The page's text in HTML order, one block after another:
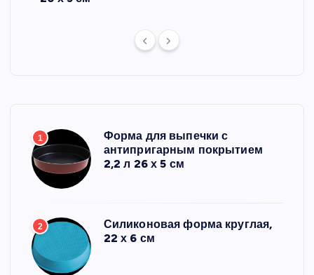
1
Форма для выпечки с
антипригарным покрытием
2,2 л 26 х 5 см
2
Силиконовая форма круглая,
22 х 6 см